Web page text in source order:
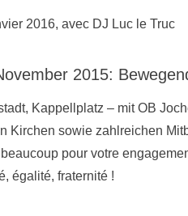
2016, avec DJ Luc le Truc
2015:
Kappellplatz – mit OB
Kirchen sowie zahlreichen
pour votre
égalité, fraternité !